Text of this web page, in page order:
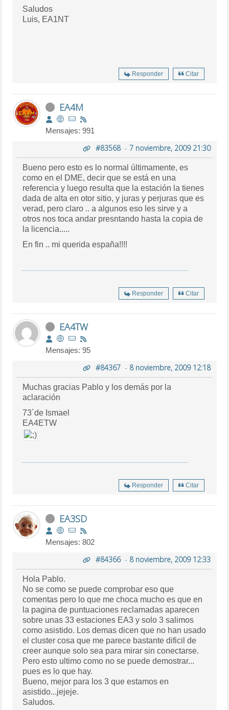
Saludos
Luis, EA1NT
Responder Citar
EA4M
Mensajes: 991
#83568- 7 noviembre, 2009 21:30
Bueno pero esto es lo normal últimamente, es
como en el DME, decir que se está en una
referencia y luego resulta que la estación la tienes
dada de alta en otor sitio, y juras y perjuras que es
verad, pero claro .. a algunos eso les sirve y a
otros nos toca andar presntando hasta la copia de
la licencia.....
En fin .. mi querida españa!!!!
Responder Citar
EA4TW
Mensajes: 95
#84367- 8 noviembre, 2009 12:18
Muchas gracias Pablo y los demás por la
aclaración
73´de Ismael
EA4ETW
Responder Citar
EA3SD
Mensajes: 802
#84366- 8 noviembre, 2009 12:33
Hola Pablo.
No se como se puede comprobar eso que
comentas pero lo que me choca mucho es que en
la pagina de puntuaciones reclamadas aparecen
sobre unas 33 estaciones EA3 y solo 3 salimos
como asistido. Los demas dicen que no han usado
el cluster cosa que me parece bastante dificil de
creer aunque solo sea para mirar sin conectarse.
Pero esto ultimo como no se puede demostrar...
pues es lo que hay.
Bueno, mejor para los 3 que estamos en
asistido...jejeje.
Saludos.